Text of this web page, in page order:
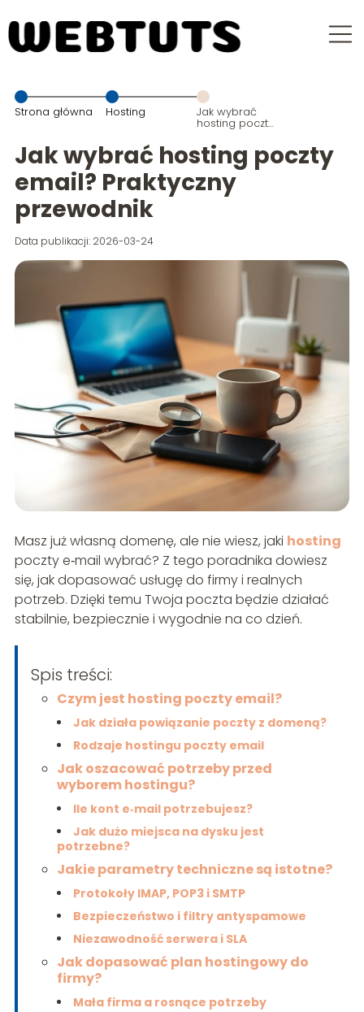
Strona główna Hosting Jak wybrać
hosting poczty
Praktyczny
przewodnik
Jak wybrać hosting poczty
email? Praktyczny
przewodnik
Data publikacji: 2026-03-24
Masz już własną domenę, ale nie wiesz, jaki hosting
poczty e‑mail wybrać? Z tego poradnika dowiesz
się, jak dopasować usługę do firmy i realnych
potrzeb. Dzięki temu Twoja poczta będzie działać
stabilnie, bezpiecznie i wygodnie na co dzień.
Spis treści:
Czym jest hosting poczty email?
Jak działa powiązanie poczty z domeną?
Rodzaje hostingu poczty email
Jak oszacować potrzeby przed
wyborem hostingu?
Ile kont e‑mail potrzebujesz?
Jak dużo miejsca na dysku jest
potrzebne?
Jakie parametry techniczne są istotne?
Protokoły IMAP, POP3 i SMTP
Bezpieczeństwo i filtry antyspamowe
Niezawodność serwera i SLA
Jak dopasować plan hostingowy do
firmy?
Mała firma a rosnące potrzeby